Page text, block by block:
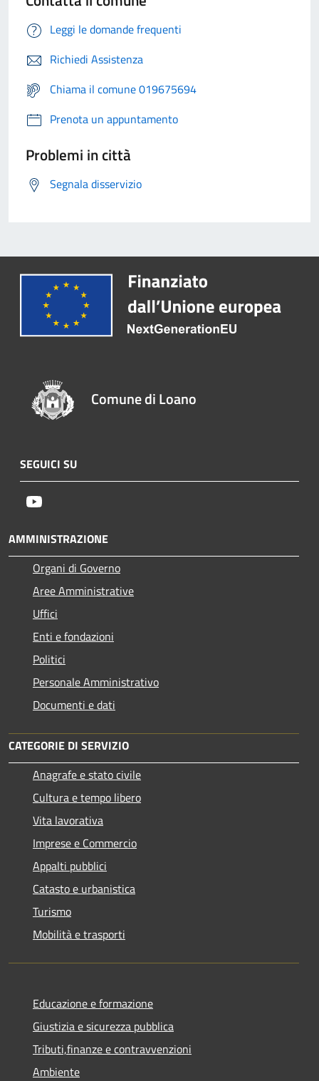
Leggi le domande frequenti
Richiedi Assistenza
Chiama il comune 019675694
Prenota un appuntamento
Problemi in città
Segnala disservizio
Comune di Loano
SEGUICI SU
AMMINISTRAZIONE
Organi di Governo
Aree Amministrative
Uffici
Enti e fondazioni
Politici
Personale Amministrativo
Documenti e dati
CATEGORIE DI SERVIZIO
Anagrafe e stato civile
Cultura e tempo libero
Vita lavorativa
Imprese e Commercio
Appalti pubblici
Catasto e urbanistica
Turismo
Mobilità e trasporti
Educazione e formazione
Giustizia e sicurezza pubblica
Tributi,finanze e contravvenzioni
Ambiente